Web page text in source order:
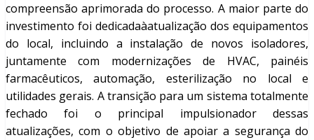
compreensão aprimorada do processo. A maior parte do
investimento foi dedicadaàatualização dos equipamentos
do local, incluindo a instalação de novos isoladores,
juntamente com modernizações de HVAC, painéis
farmacêuticos, automação, esterilização no local e
utilidades gerais. A transição para um sistema totalmente
fechado foi o principal impulsionador dessas
atualizações, com o objetivo de apoiar a segurança do